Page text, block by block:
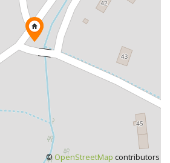
©OpenStreetMap contributors